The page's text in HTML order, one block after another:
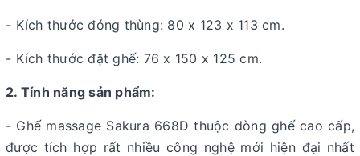
- Kích thước đóng thùng: 80 x 123 x 113 cm.
- Kích thước đặt ghế: 76 x 150 x 125 cm.
2. Tính năng sản phẩm:
- Ghế massage Sakura 668D thuộc dòng ghế cao cấp,
được tích hợp rất nhiều công nghệ mới hiện đại nhất